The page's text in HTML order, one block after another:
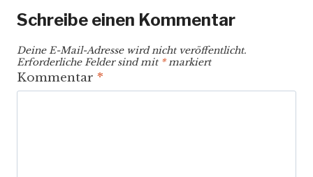
Schreibe einen Kommentar
Deine E-Mail-Adresse wird nicht veröffentlicht.
Erforderliche Felder sind mit *markiert
Kommentar *